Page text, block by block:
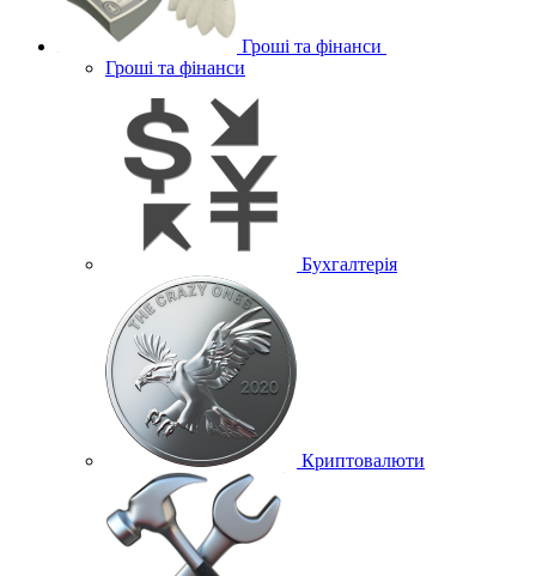
Гроші та фінанси
Гроші та фінанси
Бухгалтерія
Криптовалюти